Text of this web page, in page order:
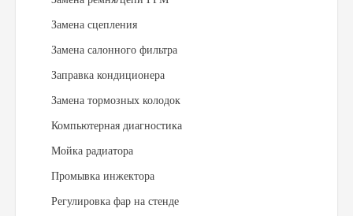
Замена сцепления
Замена салонного фильтра
Заправка кондиционера
Замена тормозных колодок
Компьютерная диагностика
Мойка радиатора
Промывка инжектора
Регулировка фар на стенде